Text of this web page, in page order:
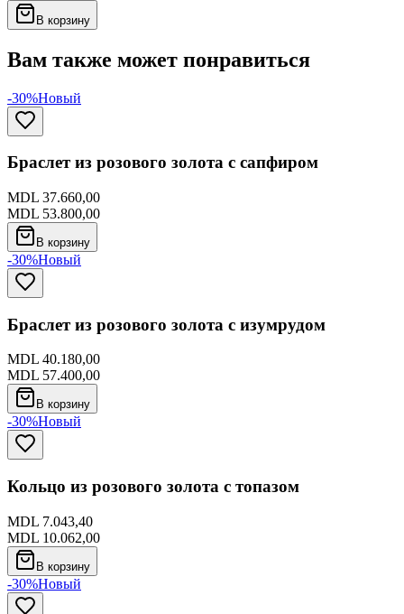
В корзину
Вам также может понравиться
-30%Новый
Браслет из розового золота с сапфиром
MDL 37.660,00
MDL 53.800,00
В корзину
-30%Новый
Браслет из розового золота с изумрудом
MDL 40.180,00
MDL 57.400,00
В корзину
-30%Новый
Кольцо из розового золота с топазом
MDL 7.043,40
MDL 10.062,00
В корзину
-30%Новый